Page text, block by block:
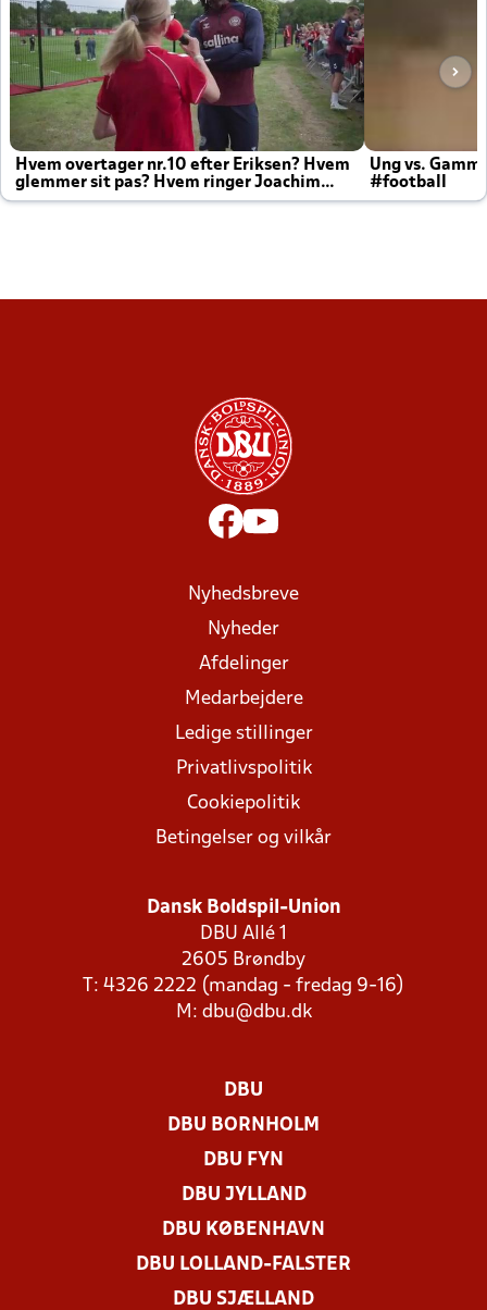
Hvem overtager nr.10 efter Eriksen? Hvem
glemmer sit pas? Hvem ringer Joachim
altid til efter kampe?
Ung vs.
#football
Nyhedsbreve
Nyheder
Afdelinger
Medarbejdere
Ledige stillinger
Privatlivspolitik
Cookiepolitik
Betingelser og vilkår
Dansk Boldspil-Union
DBU Allé 1
2605 Brøndby
T: 4326 2222 (mandag - fredag 9-16)
M: dbu@dbu.dk
DBU
DBU BORNHOLM
DBU FYN
DBU JYLLAND
DBU KØBENHAVN
DBU LOLLAND-FALSTER
DBU SJÆLLAND